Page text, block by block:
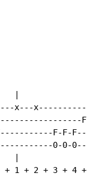
/
x---x-----------
F-F-
0-0-0---
1 + 2 + 3 + 4 +